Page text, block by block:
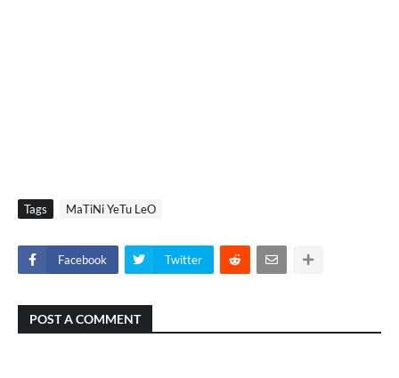
Tags MaTiNi YeTu LeO
Facebook Twitter
POST A COMMENT